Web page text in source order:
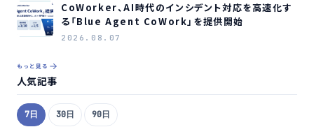
CoWorker、AI時代のインシデント対応を高速化す
る「Blue Agent CoWork」を提供開始
2026.08.07
もっと見る
人気記事
7日 30日 90日